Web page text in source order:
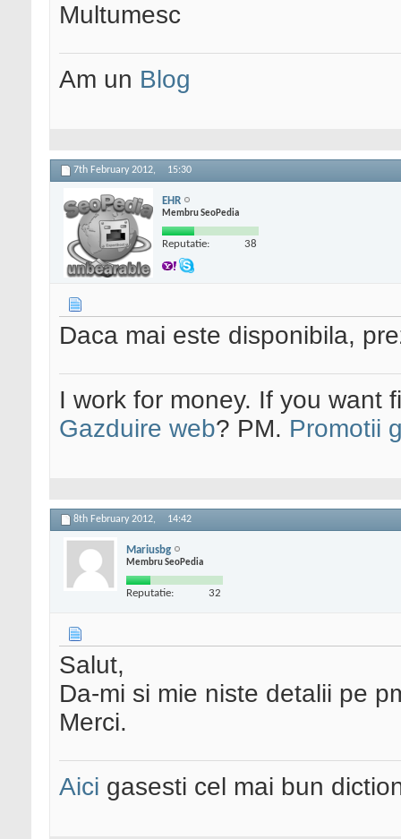
Multumesc
Am un Blog
7th February 2012, 15:30
EHR
Membru SeoPedia
Reputatie: 38
Daca mai este disponibila,
I work for money. If you want
Gazduire web? PM. Promotii
8th February 2012, 14:42
Mariusbg
Membru SeoPedia
Reputatie: 32
Salut,
Da-mi si mie niste detalii pe
Merci.
Aici gasesti cel mai bun